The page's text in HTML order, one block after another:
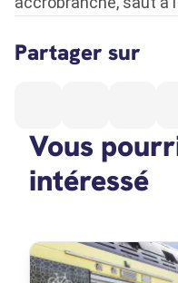
Partager sur
Vous
intéressé